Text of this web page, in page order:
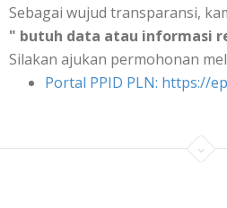
Sebagai wujud transparansi,
" butuh data atau informasi
Silakan ajukan permohonan
Portal PPID PLN: https://